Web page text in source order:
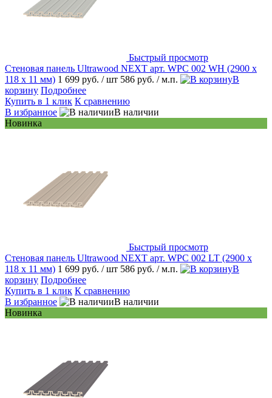
Быстрый просмотр
Стеновая панель Ultrawood NEXT арт. WPC 002 WH (2900 х
118 х 11 мм) 1 699 руб. / шт 586 руб. / м.п.
В
корзину Подробнее
Купить в 1 клик К сравнению
В избранное
В наличии
Новинка
Быстрый просмотр
Стеновая панель Ultrawood NEXT арт. WPC 002 LT (2900 х
118 х 11 мм) 1 699 руб. / шт 586 руб. / м.п.
В
корзину Подробнее
Купить в 1 клик К сравнению
В избранное
В наличии
Новинка